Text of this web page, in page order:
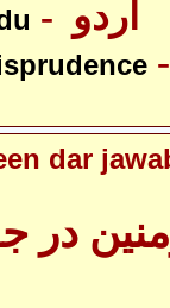
dar
در